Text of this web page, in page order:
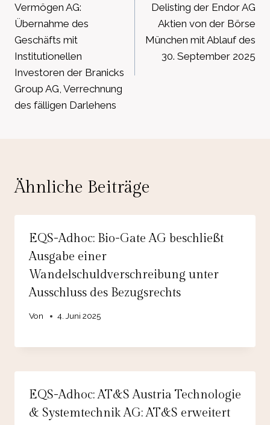
Vermögen AG:
Übernahme des
Geschäfts mit
Institutionellen
Investoren der Branicks
Group AG, Verrechnung
des fälligen Darlehens
Delisting der Endor AG
Aktien von der Börse
München mit Ablauf des
30. September 2025
Ähnliche Beiträge
EQS-Adhoc: Bio-Gate AG beschließt
Ausgabe einer
Wandelschuldverschreibung unter
Ausschluss des Bezugsrechts
Von 4. Juni 2025
EQS-Adhoc: AT&S Austria Technologie
& Systemtechnik AG: AT&S erweitert